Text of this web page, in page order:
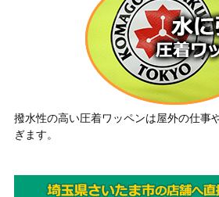
撥水性の高い圧着ワッペンは屋外の仕事
ぎます。